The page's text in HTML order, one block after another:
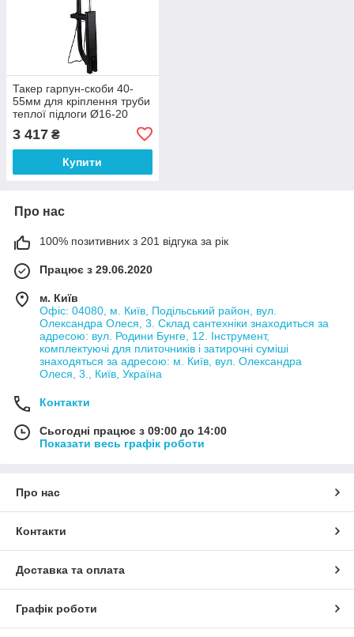
Такер гарпун-скоби 40-
55мм для кріплення труби
теплої підлоги Ø16-20
3 417 ₴
Купити
Про нас
100% позитивних з 201 відгука за рік
Працює з 29.06.2020
м. Київ
Офіс: 04080, м. Київ, Подільський район, вул.
Олександра Олеся, 3. Склад сантехніки знаходиться за
адресою: вул. Родини Бунге, 12. Інструмент,
комплектуючі для плиточників і затирочні суміші
знаходяться за адресою: м. Київ, вул. Олександра
Олеся, 3., Київ, Україна
Контакти
Сьогодні працює з 09:00 до 14:00
Показати весь графік роботи
Про нас
Контакти
Доставка та оплата
Графік роботи